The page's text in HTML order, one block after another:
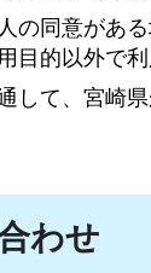
の同意があ
目的以外で
して、宮崎
わせ